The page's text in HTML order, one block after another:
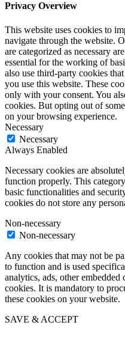
Privacy Overview
This website uses cookies to
navigate through the website.
are categorized as necessary
essential for the working of
also use third-party cookies
you use this website. These
only with your consent. You
cookies. But opting out of
on your browsing experience.
Necessary
Necessary
Always Enabled
Necessary cookies are
function properly. This
basic functionalities and
cookies do not store any
Non-necessary
Non-necessary
Any cookies that may not be
to function and is used
analytics, ads, other embedded
cookies. It is mandatory to
these cookies on your website.
SAVE & ACCEPT